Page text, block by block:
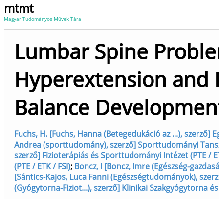
mtmt
Magyar Tudományos Művek Tára
Lumbar Spine
Hyperextension and
Balance
Fuchs, H. [Fuchs, Hanna (Betegedukáció az ...), szerző]
Andrea (sporttudomány), szerző] Sporttudományi
szerző] Fizioterápiás és Sporttudományi Intézet (PTE /
(PTE / ETK / FSI); Boncz, I [Boncz, Imre (Egészség-
[Sántics-Kajos, Luca Fanni (Egészségtudományok),
(Gyógytorna-Fiziot...), szerző] Klinikai Szakgyógytorna